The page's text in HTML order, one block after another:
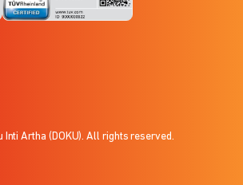
Artha (DOKU). All rights reserved.